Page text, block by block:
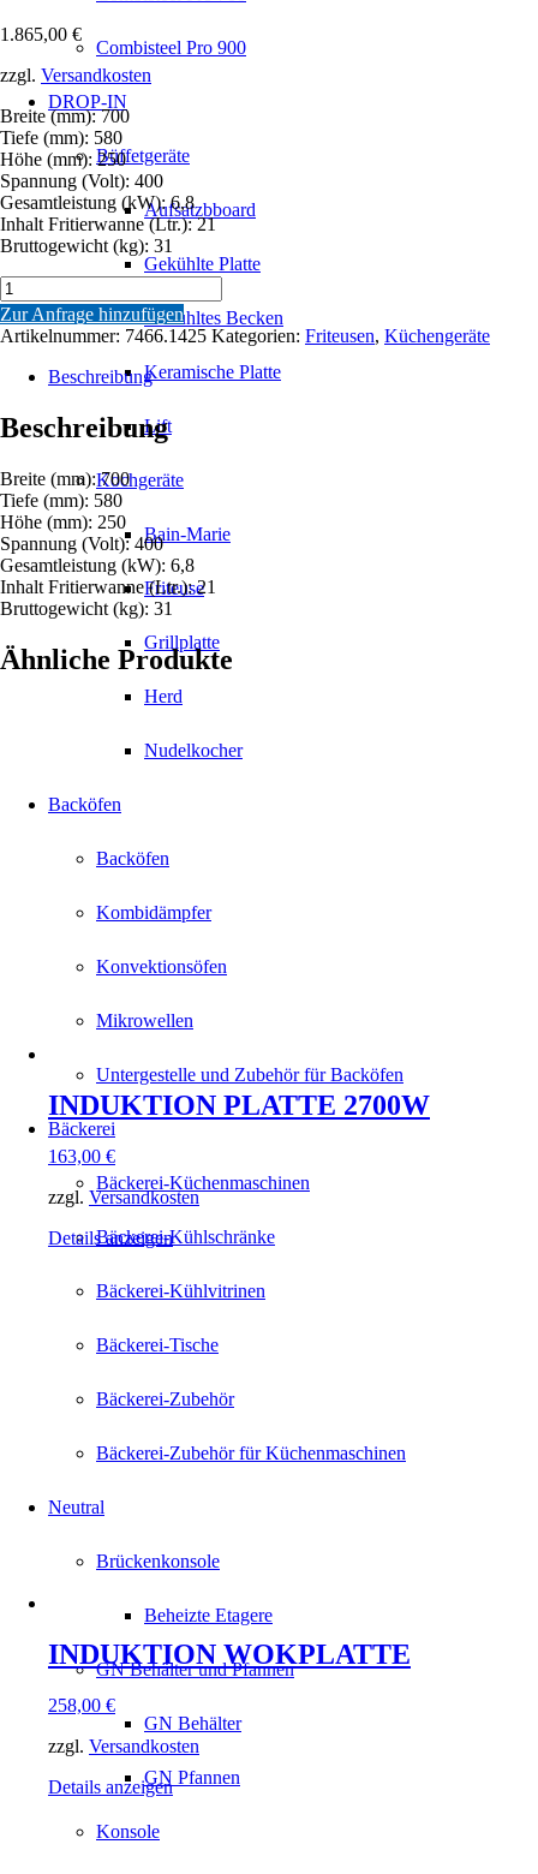
Combisteel Pro 900
DROP-IN
Büffetgeräte
Aufsatzbboard
Gekühlte Platte
Gekühltes Becken
Keramische Platte
Lift
Kochgeräte
Bain-Marie
Friteuse
Grillplatte
Herd
Nudelkocher
Backöfen
Backöfen
Kombidämpfer
Konvektionsöfen
Mikrowellen
Untergestelle und Zubehör für Backöfen
Bäckerei
Bäckerei-Küchenmaschinen
Bäckerei-Kühlschränke
Bäckerei-Kühlvitrinen
Bäckerei-Tische
Bäckerei-Zubehör
Bäckerei-Zubehör für Küchenmaschinen
Neutral
Brückenkonsole
Beheizte Etagere
GN Behälter und Pfannen
GN Behälter
GN Pfannen
Konsole
1.865,00 €
zzgl. Versandkosten
Breite (mm): 700
Tiefe (mm): 580
Höhe (mm): 250
Spannung (Volt): 400
Gesamtleistung (kW): 6,8
Inhalt Fritierwanne (Ltr.): 21
Bruttogewicht (kg): 31
ELEKTRO
TISCHFRITEUSE
1X21
Menge
Zur Anfrage hinzufügen
Artikelnummer: 7466.1425 Kategorien: Friteusen, Küchengeräte
Beschreibung
Beschreibung
Breite (mm): 700
Tiefe (mm): 580
Höhe (mm): 250
Spannung (Volt): 400
Gesamtleistung (kW): 6,8
Inhalt Fritierwanne (Ltr.): 21
Bruttogewicht (kg): 31
Ähnliche Produkte
INDUKTION PLATTE 2700W
163,00 €
zzgl. Versandkosten
Details anzeigen
INDUKTION WOKPLATTE
258,00 €
zzgl. Versandkosten
Details anzeigen